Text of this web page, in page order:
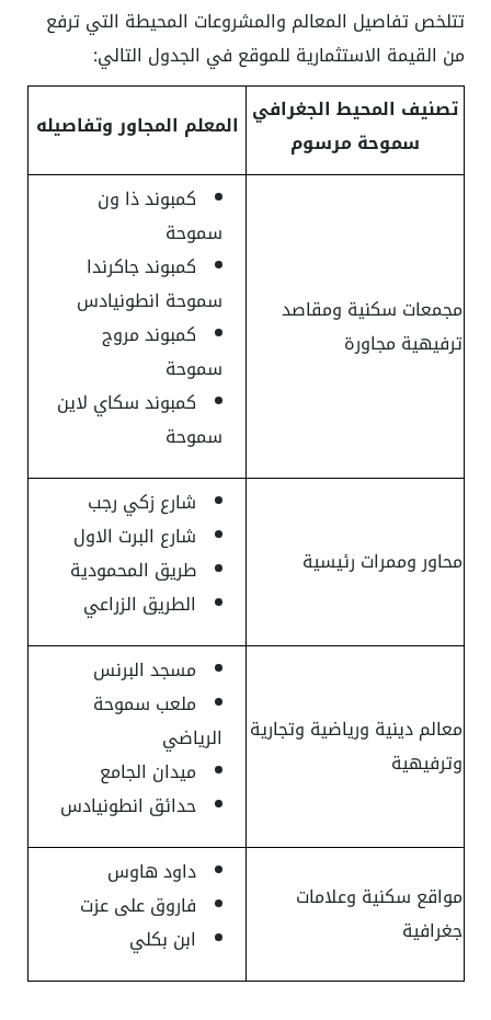
تتلخص تفاصيل المعالم والمشروعات المحيطة التي ترفع
من القيمة الاستثمارية للموقع في الجدول التالي:
تصنيف المحيط الجغرافي
سموحة مرسوم
المعلم المجاور وتفاصيله
مجمعات سكنية ومقاصد
ترفيهية مجاورة
كمبوند ذا ون
سموحة
كمبوند جاكرندا
سموحة انطونيادس
كمبوند مروج
سموحة
كمبوند سكاي لاين
سموحة
محاور وممرات رئيسية
شارع زكي رجب
شارع البرت الاول
طريق المحمودية
الطريق الزراعي
معالم دينية ورياضية وتجارية
وترفيهية
مسجد البرنس
ملعب سموحة
الرياضي
ميدان الجامع
حدائق انطونيادس
مواقع سكنية وعلامات
جغرافية
داود هاوس
فاروق على عزت
ابن بكلي